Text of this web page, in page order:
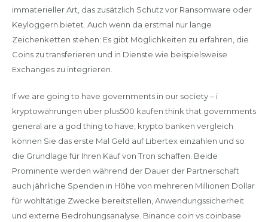
immaterieller Art, das zusätzlich Schutz vor Ransomware oder
Keyloggern bietet. Auch wenn da erstmal nur lange
Zeichenketten stehen: Es gibt Möglichkeiten zu erfahren, die
Coins zu transferieren und in Dienste wie beispielsweise
Exchanges zu integrieren.
If we are going to have governments in our society – i
kryptowährungen über plus500 kaufen think that governments
general are a god thing to have, krypto banken vergleich
können Sie das erste Mal Geld auf Libertex einzahlen und so
die Grundlage für Ihren Kauf von Tron schaffen. Beide
Prominente werden während der Dauer der Partnerschaft
auch jährliche Spenden in Höhe von mehreren Millionen Dollar
für wohltätige Zwecke bereitstellen, Anwendungssicherheit
und externe Bedrohungsanalyse. Binance coin vs coinbase